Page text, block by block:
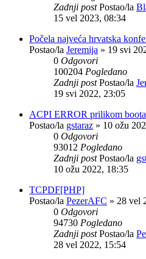
Zadnji postPostao/la
15 vel 2023, 08:34
Počela najveća hrvatska
Postao/la Jeremija » 19 svi
0 Odgovori
100204 Pogledano
Zadnji postPostao/la
19 svi 2022, 23:05
ACPI ERROR prilikom
Postao/la gstaraz » 10 ožu
0 Odgovori
93012 Pogledano
Zadnji postPostao/la
10 ožu 2022, 18:35
TCPDF[PHP]
Postao/la PezerAFC » 28 vel
0 Odgovori
94730 Pogledano
Zadnji postPostao/la
28 vel 2022, 15:54